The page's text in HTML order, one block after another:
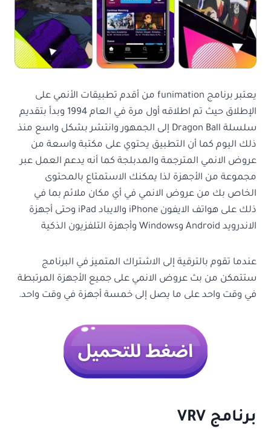
يعتبر برنامج funimation من أقدم تطبيقات الأنمي على
الإطلاق حيث تم اطلاقه أول مرة في العام 1994 وبدأ بتقديم
سلسلة Dragon Ball إلى الجمهور وانتشر بشكل واسع منذ
ذلك اليوم كما أن التطبيق يحتوي على مكتبة واسعة من
عروض الانمي المترجمة والمدبلجة كما أنه يدعم العمل عبر
مجموعة من الأجهزة لذا يمكنك الاستمتاع بالمحتوى
الخاص بك من عروض الانمي في أي مكان ملائم بما في
ذلك على هواتف الايفون iPhone والايباد iPad وحتى أجهزة
الاندرويد Android وWindows وأجهزة التلفزيون الذكية
عندما تقوم بالترقية إلى الاشتراك المتميز في البرنامج
ستتمكن من بث عروض الانمي على جميع الأجهزة المرتبطة
في وقت واحد على ما يصل إلى خمسة أجهزة في وقت واحد.
برنامج VRV